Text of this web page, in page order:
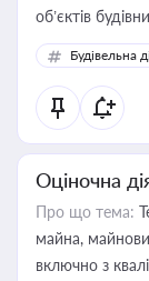
об’єктів
Будівельна
Оціночна
Про що тема:
майна,
включно з